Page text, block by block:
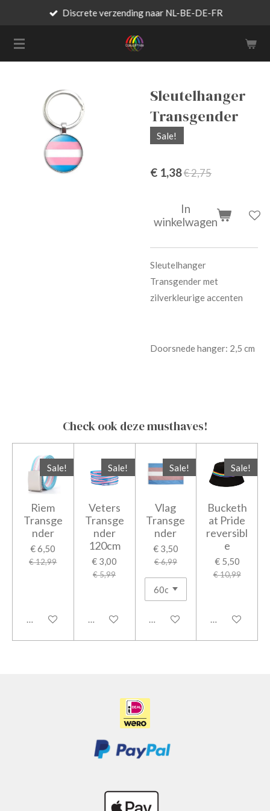
naar
de
Discrete verzending naar NL-BE-DE-FR
Sleutelhanger
Transgender
Sale!
€ 1,38€ 2,75
In
winkelwagen
Sleutelhanger
Transgender met
zilverkleurige accenten
Doorsnede hanger: 2,5 cm
Check ook deze musthaves!
Sale!
Riem
Transge
nder
€ 6,50
€ 12,99
In winkelwagen
Sale!
Veters
Transge
nder
120cm
€ 3,00
€ 5,99
In winkelwagen
Sale!
Vlag
Transge
nder
€ 3,50
€ 6,99
In winkelwagen
Sale!
Bucketh
at Pride
reversibl
e
€ 5,50
€ 10,99
In